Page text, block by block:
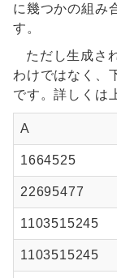
に幾つかの組み
す。
ただし生成さ
わけではなく、
です。詳しくは
A
1664525
22695477
1103515245
1103515245